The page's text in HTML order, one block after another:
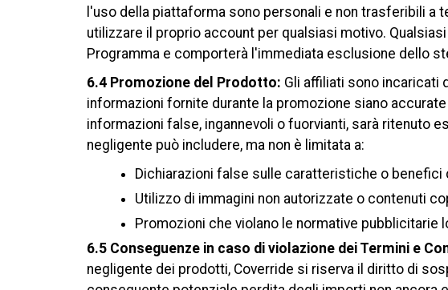
l'uso della piattaforma sono personali e non trasferibili
utilizzare il proprio account per qualsiasi motivo.
Programma e comporterà l'immediata esclusione dello
6.4 Promozione del Prodotto: Gli affiliati sono incaricati
informazioni fornite durante la promozione siano
informazioni false, ingannevoli o fuorvianti, sarà ritenuto
negligente può includere, ma non è limitata a:
Dichiarazioni false sulle caratteristiche o benefici
Utilizzo di immagini non autorizzate o contenuti
Promozioni che violano le normative pubblicitarie
6.5 Conseguenze in caso di violazione dei Termini e
negligente dei prodotti, Coverride si riserva il diritto di